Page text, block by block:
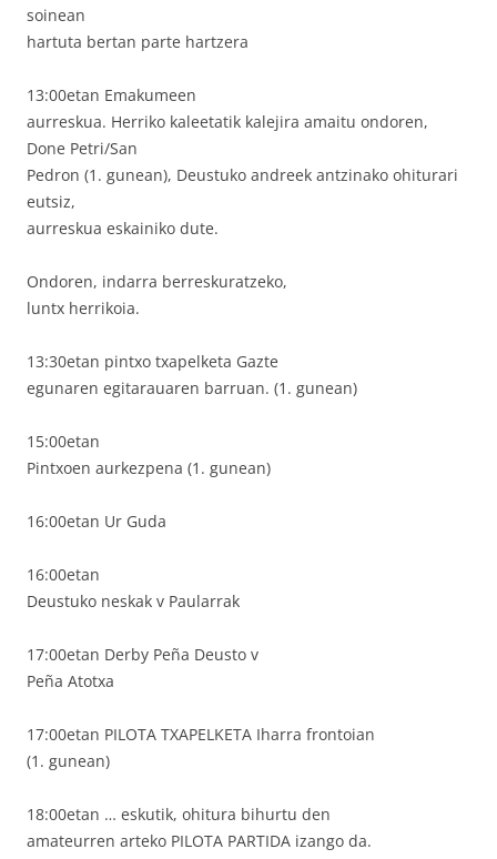
soinean
hartuta bertan parte hartzera
13:00etan Emakumeen
aurreskua. Herriko kaleetatik kalejira amaitu ondoren,
Done Petri/San
Pedron (1. gunean), Deustuko andreek antzinako ohiturari
eutsiz,
aurreskua eskainiko dute.
Ondoren, indarra berreskuratzeko,
luntx herrikoia.
13:30etan pintxo txapelketa Gazte
egunaren egitarauaren barruan. (1. gunean)
15:00etan
Pintxoen aurkezpena (1. gunean)
16:00etan Ur Guda
16:00etan
Deustuko neskak v Paularrak
17:00etan Derby Peña Deusto v
Peña Atotxa
17:00etan PILOTA TXAPELKETA Iharra frontoian
(1. gunean)
18:00etan … eskutik, ohitura bihurtu den
amateurren arteko PILOTA PARTIDA izango da.